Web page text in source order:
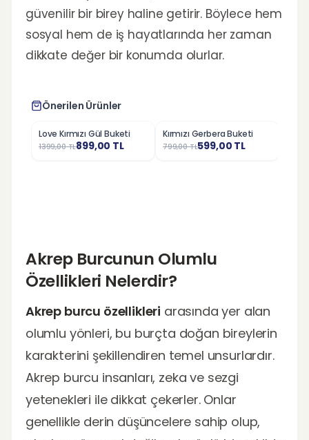
güvenilir bir birey haline getirir. Böylece hem
sosyal hem de iş hayatlarında her zaman
dikkate değer bir konumda olurlar.
Önerilen Ürünler
%36
Love Kırmızı Gül Buketi
1399,00TL899,00 TL
%25
Kırmızı Gerbera Buketi
799,00TL599,00 TL
Akrep Burcunun Olumlu
Özellikleri Nelerdir?
Akrep burcu özellikleri arasında yer alan
olumlu yönleri, bu burçta doğan bireylerin
karakterini şekillendiren temel unsurlardır.
Akrep burcu insanları, zeka ve sezgi
yetenekleri ile dikkat çekerler. Onlar
genellikle derin düşüncelere sahip olup,